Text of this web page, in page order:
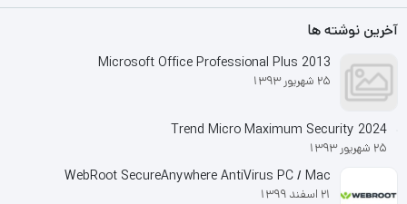
امکاناتی به نسخه جدید ویندوز
اضافه شده‌ اند که از نظر
مایکروسافت علت اصلی بی‌ توجهی
طیف عظیمی از کاربران به به این
سیستم عامل بوده‌ است.
آخرین نوشته ها
Microsoft Office Professional Plus 2013
25 شهریور 1393
Trend Micro Maximum Security 2024
25 شهریور 1393
WebRoot SecureAnywhere AntiVirus PC / Mac
21 اسفند 1399